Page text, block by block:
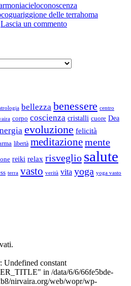
cieloconoscenza
guariggione delle terrahoma
Lascia un commentosu
Cerimonia
Vedica
bellezza benessere centro
corpo coscienza cristalli cuore Dea
evoluzione felicità
libertà meditazionemente
reiki relax risveglio salute
terra vasto verità vita yoga yoga vasto
Undefined constant
in /data/6/6/66fe5bde-
nirvaira.org/web/wopr/wp-